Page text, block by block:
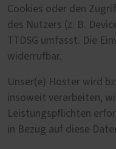
Cookies oder den
des Nutzers (z. B.
TTDSG umfasst. Die
widerrufbar.
Unser(e) Hoster wird
insoweit verarbeiten,
Leistungspflichten
in Bezug auf diese